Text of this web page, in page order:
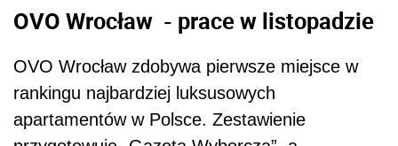
OVO Wrocław - prace w listopadzie
OVO Wrocław zdobywa pierwsze miejsce w
rankingu najbardziej luksusowych
apartamentów w Polsce. Zestawienie